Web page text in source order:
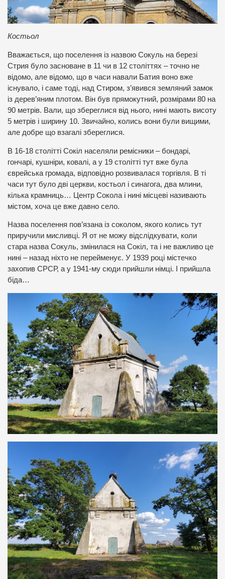
Костьол
Вважається, що поселення із назвою Сокуль на березі
Стрия було засноване в 11 чи в 12 століттях – точно не
відомо, але відомо, що в часи навали Батия воно вже
існувало, і саме тоді, над Стиром, з’явився земляний замок
із дерев’яним плотом. Він був прямокутний, розмірами 80 на
90 метрів. Вали, що збереглися від нього, нині мають висоту
5 метрів і ширину 10. Звичайно, колись вони були вищими,
але добре що взагалі збереглися.
В 16-18 столітті Сокіл населяли ремісники – бондарі,
гончарі, кушніри, ковалі, а у 19 столітті тут вже була
єврейська громада, відповідно розвивалася торгівля. В ті
часи тут було дві церкви, костьол і синагога, два млини,
кілька крамниць… Центр Сокола і нині місцеві називають
містом, хоча це вже давно село.
Назва поселення пов’язана із соколом, якого колись тут
приручили мисливці. Я от не можу відслідкувати, коли
стара назва Сокуль, змінилася на Сокіл, та і не важливо це
нині – назад ніхто не перейменує. У 1939 році містечко
захопив СРСР, а у 1941-му сюди прийшли німці. І прийшла
біда…